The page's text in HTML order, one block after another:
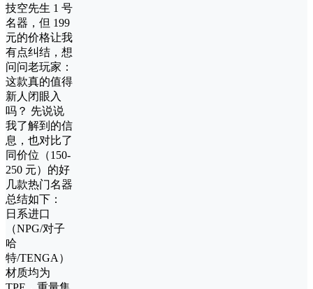
技空先生 1 号
名器，但 199
元的价格让我
有点纠结，想
问问老玩家：
这款真的值得
新人闭眼入
吗？ 先说说
我了解到的信
息，也对比了
同价位（150-
250 元）的好
几款热门名器
总结如下：
日系进口
（NPG/对子
哈
特/TENGA）：
材质均为